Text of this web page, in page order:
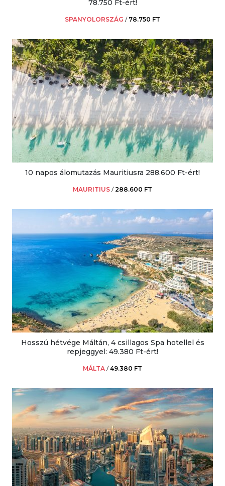
78.750 Ft-ért!
SPANYOLORSZÁG / 78.750 FT
10 napos álomutazás Mauritiusra 288.600 Ft-ért!
MAURITIUS /288.600 FT
Hosszú hétvége Máltán, 4 csillagos Spa hotellel és
repjeggyel: 49.380 Ft-ért!
MÁLTA /49.380 FT